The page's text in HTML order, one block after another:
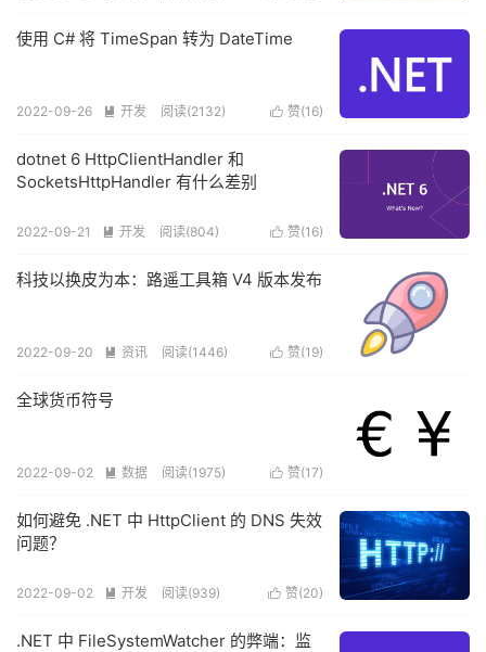
使用 C# 将 TimeSpan 转为 DateTime
 赞(16)
2022-09-26  开发 阅读(2132)
dotnet 6 HttpClientHandler 和
SocketsHttpHandler 有什么差别
 赞(16)
2022-09-21  开发 阅读(804)
科技以换皮为本：路遥工具箱 V4 版本发布
 赞(19)
2022-09-20  资讯 阅读(1446)
全球货币符号
 赞(17)
2022-09-02  数据 阅读(1975)
如何避免 .NET 中 HttpClient 的 DNS 失效
问题？
 赞(20)
2022-09-02  开发 阅读(939)
.NET 中 FileSystemWatcher 的弊端：监